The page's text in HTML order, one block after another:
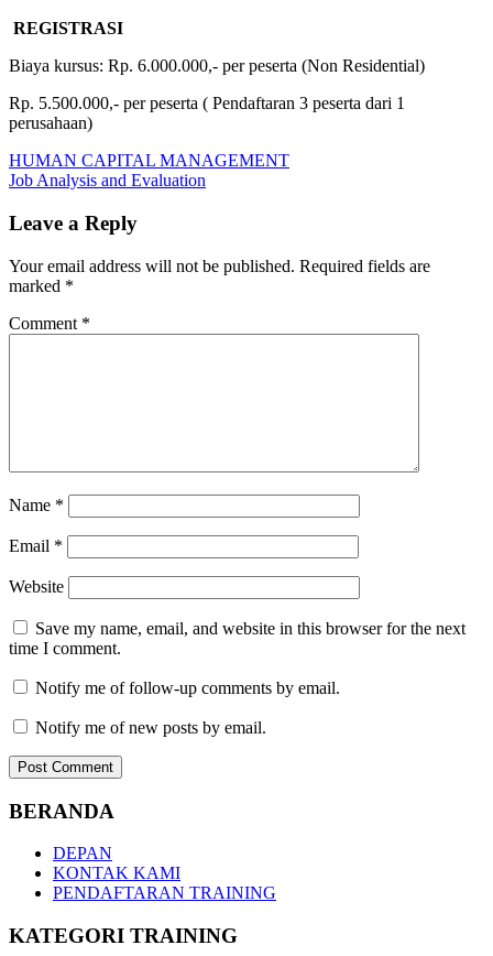
REGISTRASI
Biaya kursus: Rp. 6.000.000,- per peserta (Non Residential)
Rp. 5.500.000,- per peserta ( Pendaftaran 3 peserta dari 1
perusahaan)
GUIDANCE
ON
RESPONSIBILITY
Post
navigation
Previous
Post:
HUMAN CAPITAL MANAGEMENT
Next
Job Analysis and Evaluation
Leave a Reply
Your email address will not be published. Required fields are
marked *
Comment *
Name *
Email *
Website
Save my name, email, and website in this browser for the next
time I comment.
Notify me of follow-up comments by email.
Notify me of new posts by email.
BERANDA
DEPAN
KONTAK KAMI
PENDAFTARAN TRAINING
KATEGORI TRAINING